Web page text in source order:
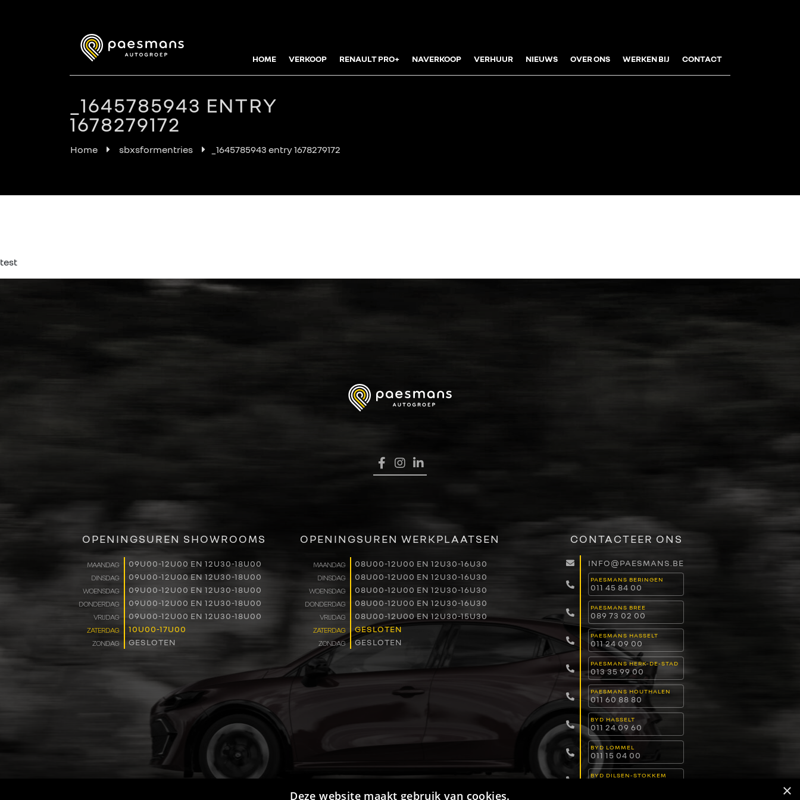
HOME VERKOOP RENAULT PRO+ NAVERKOOP VERHUUR NIEUWS OVER ONS WERKEN BIJ CONTACT
RENAULT PRO+
VERHUUR
CONTACT
_1645785943 ENTRY
1678279172
Home sbxsformentries _1645785943 entry 1678279172
test
OPENINGSUREN SHOWROOMS
MAANDAG 09U00-12U00 EN 12U30-18U00
DINSDAG 09U00-12U00 EN 12U30-18U00
WOENSDAG 09U00-12U00 EN 12U30-18U00
DONDERDAG 09U00-12U00 EN 12U30-18U00
VRIJDAG 09U00-12U00 EN 12U30-18U00
ZATERDAG 10U00-17U00
ZONDAG GESLOTEN
OPENINGSUREN WERKPLAATSEN
MAANDAG 08U00-12U00 EN 12U30-16U30
DINSDAG 08U00-12U00 EN 12U30-16U30
WOENSDAG 08U00-12U00 EN 12U30-16U30
DONDERDAG 08U00-12U00 EN 12U30-16U30
VRIJDAG 08U00-12U00 EN 12U30-15U30
ZATERDAG GESLOTEN
ZONDAG GESLOTEN
CONTACTEER ONS
INFO@PAESMANS.BE
PAESMANS BERINGEN
011 45 84 00
PAESMANS BREE
089 73 02 00
PAESMANS HASSELT
011 24 09 00
PAESMANS HERK-DE-STAD
013 35 99 00
PAESMANS HOUTHALEN
011 60 88 80
BYD HASSELT
011 24 09 60
BYD LOMMEL
011 15 04 00
BYD DILSEN-STOKKEM
×
Deze website maakt gebruik van cookies.